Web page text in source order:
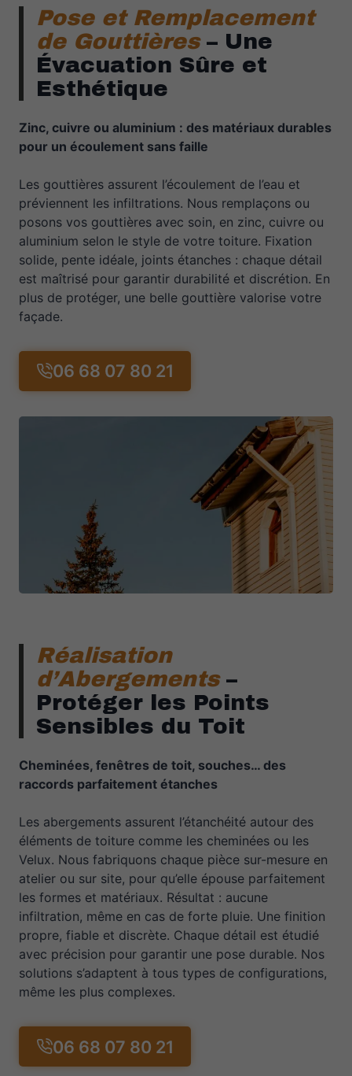
Pose et Remplacement
de Gouttières– Une
Évacuation Sûre et
Esthétique
Zinc, cuivre ou aluminium : des matériaux durables
pour un écoulement sans faille
Les gouttières assurent l’écoulement de l’eau et
préviennent les infiltrations. Nous remplaçons ou
posons vos gouttières avec soin, en zinc, cuivre ou
aluminium selon le style de votre toiture. Fixation
solide, pente idéale, joints étanches : chaque détail
est maîtrisé pour garantir durabilité et discrétion. En
plus de protéger, une belle gouttière valorise votre
façade.
06 68 07 80 21
Réalisation
d’Abergements–
Protéger les Points
Sensibles du Toit
Cheminées, fenêtres de toit, souches… des
raccords parfaitement étanches
Les abergements assurent l’étanchéité autour des
éléments de toiture comme les cheminées ou les
Velux. Nous fabriquons chaque pièce sur-mesure en
atelier ou sur site, pour qu’elle épouse parfaitement
les formes et matériaux. Résultat : aucune
infiltration, même en cas de forte pluie. Une finition
propre, fiable et discrète. Chaque détail est étudié
avec précision pour garantir une pose durable. Nos
solutions s’adaptent à tous types de configurations,
même les plus complexes.
06 68 07 80 21